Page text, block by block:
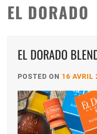
EL DORADO
EL DORADO
POSTED ON 16 AVRIL